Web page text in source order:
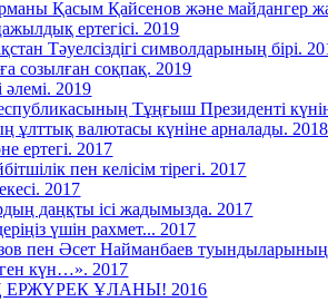
Қасым Қайсенов және майдангер
ертегісі. 2019
Тәуелсіздігі символдарының бірі.
созылған соқпақ. 2019
әлемі. 2019
Тұңғыш Президенті
ұлттық валютасы күніне арналады. 2018
ертегі. 2017
пен келісім тірегі. 2017
2017
даңқты ісі жадымызда. 2017
үшін рахмет... 2017
пен Әсет Найманбаев
күн…». 2017
ҰЛАНЫ! 2016